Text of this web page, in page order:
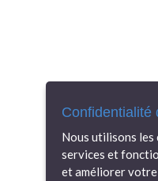
Confidentialité
Nous utilisons
services et
et améliorer